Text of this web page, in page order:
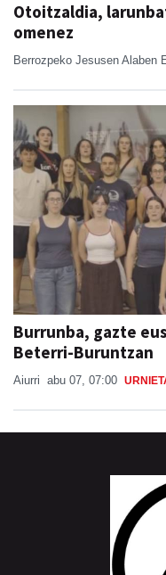
Otoitzaldia,
omenez
Berrozpeko Jesusen Alaben
Burrunba, gazte
Beterri-Buruntzan
Aiurri abu 07, 07:00